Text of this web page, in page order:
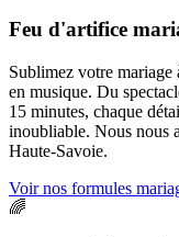
Feu d'artifice
Sublimez votre
en musique. Du
15 minutes, chaque
inoubliable. Nous nous
Haute-Savoie.
Voir nos formules
🌈